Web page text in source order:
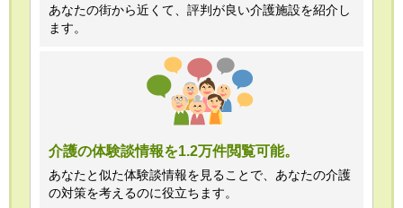
あなたの街から近くて、評判が良い介護施設を紹介し
ます。
介護の体験談情報を1.2万件閲覧可能。
あなたと似た体験談情報を見ることで、あなたの介護
の対策を考えるのに役立ちます。